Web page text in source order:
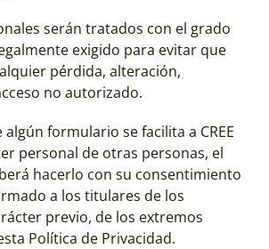
serán tratados con el grado
exigido para evitar que
pérdida, alteración,
no autorizado.
formulario se facilita a CREE
personal de otras personas, el
hacerlo con su consentimiento
a los titulares de los
previo, de los extremos
Política de Privacidad.